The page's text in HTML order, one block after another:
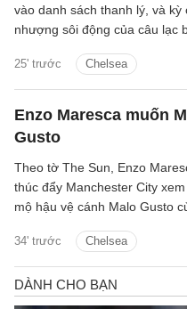
25' trước Chelsea
vào danh sách thanh lý, và kỳ
nhượng sôi động của câu lạc
Enzo Maresca muốn
Gusto
34' trước Chelsea
Theo tờ The Sun, Enzo
thúc đẩy Manchester City
mộ hậu vệ cánh Malo Gusto